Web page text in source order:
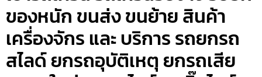
ของหนัก ขนส่ง ขนย้าย สินค้า
เครื่องจักร และ บริการ รถยกรถ
สไลด์ ยกรถอุบัติเหตุ ยกรถเสีย